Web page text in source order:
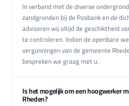
In verband met de diverse
zandgronden bij de Posbank en de
adviseren wij altijd de geschiktheid
te controleren. Indien de openbare
vergunningen van de gemeente
bespreken we graag met u.
Is het mogelijk om een hoogwerker
Rheden?